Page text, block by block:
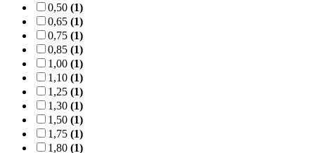
0,50 (1)
0,65 (1)
0,75 (1)
0,85 (1)
1,00 (1)
1,10 (1)
1,25 (1)
1,30 (1)
1,50 (1)
1,75 (1)
1,80 (1)